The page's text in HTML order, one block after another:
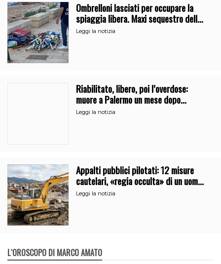
Ombrelloni lasciati per occupare la
spiaggia libera. Maxi sequestro della
Guardia Costiera
Leggi la notizia
Riabilitato, libero, poi l’overdose:
muore a Palermo un mese dopo
l’uscita dalla comunità
Leggi la notizia
Appalti pubblici pilotati: 12 misure
cautelari, «regia occulta» di un uomo
vicino al clan
Leggi la notizia
L`OROSCOPO DI MARCO AMATO